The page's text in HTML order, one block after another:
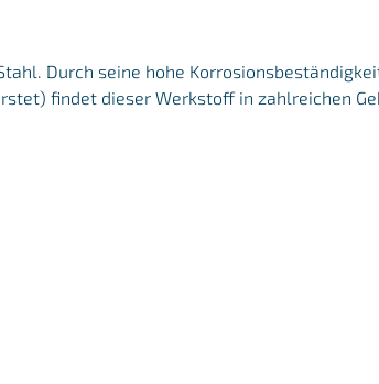
Durch seine hohe
findet dieser Werkstoff in zahlreichen